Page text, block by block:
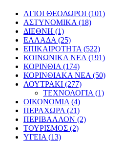
ΑΓΙΟΙ ΘΕΟΔΩΡΟΙ (101)
ΑΣΤΥΝΟΜΙΚΑ (18)
ΔΙΕΘΝΗ (1)
ΕΛΛΑΔΑ (25)
ΕΠΙΚΑΙΡΟΤΗΤΑ (522)
ΚΟΙΝΩΝΙΚΑ ΝΕΑ (191)
ΚΟΡΙΝΘΙΑ (174)
ΚΟΡΙΝΘΙΑΚΑ ΝΕΑ (50)
ΛΟΥΤΡΑΚΙ (277)
ΤΕΧΝΟΛΟΓΙΑ (1)
ΟΙΚΟΝΟΜΙΑ (4)
ΠΕΡΑΧΩΡΑ (21)
ΠΕΡΙΒΑΛΛΟΝ (2)
ΤΟΥΡΙΣΜΟΣ (2)
ΥΓΕΙΑ (13)